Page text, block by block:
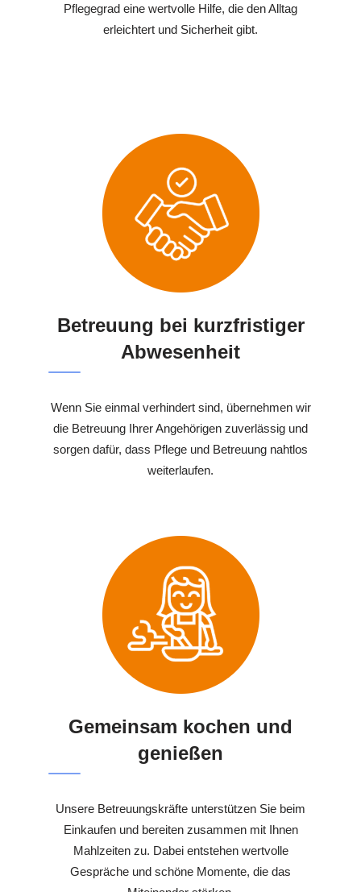
Pflegegrad eine wertvolle Hilfe, die den Alltag
erleichtert und Sicherheit gibt.
Betreuung bei kurzfristiger
Abwesenheit
Wenn Sie einmal verhindert sind, übernehmen wir
die Betreuung Ihrer Angehörigen zuverlässig und
sorgen dafür, dass Pflege und Betreuung nahtlos
weiterlaufen.
Gemeinsam kochen und
genießen
Unsere Betreuungskräfte unterstützen Sie beim
Einkaufen und bereiten zusammen mit Ihnen
Mahlzeiten zu. Dabei entstehen wertvolle
Gespräche und schöne Momente, die das